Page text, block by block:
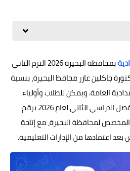
بمحافظة البحيرة 2026 الترم الثاني
جاكلين عازر محافظ البحيرة، بنسبة
لطلاب الإعدادية العامة. ويمكن للطلاب وأولياء
الأمور الاستعلام عن نتائج الفصل الدراسي الثاني لعام 2026 برقم
لمحافظة البحيرة، مع إتاحة
اعتمادها من الإدارات التعليمية.